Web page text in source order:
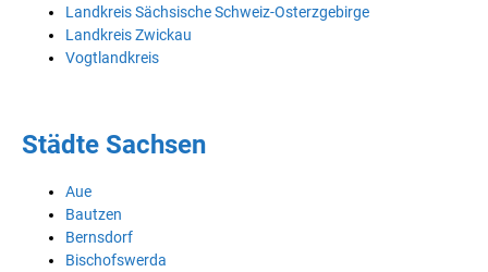
Landkreis Sächsische Schweiz-Osterzgebirge
Landkreis Zwickau
Vogtlandkreis
Städte Sachsen
Aue
Bautzen
Bernsdorf
Bischofswerda